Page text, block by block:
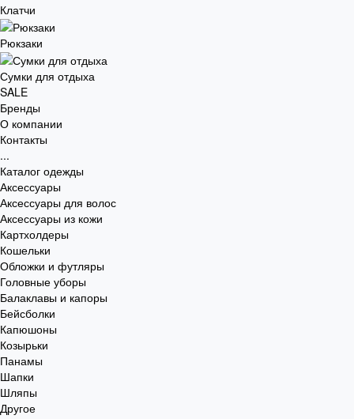
Клатчи
Рюкзаки
Сумки для отдыха
SALE
Бренды
О компании
Контакты
...
Каталог одежды
Аксессуары
Аксессуары для волос
Аксессуары из кожи
Картхолдеры
Кошельки
Обложки и футляры
Головные уборы
Балаклавы и капоры
Бейсболки
Капюшоны
Козырьки
Панамы
Шапки
Шляпы
Другое